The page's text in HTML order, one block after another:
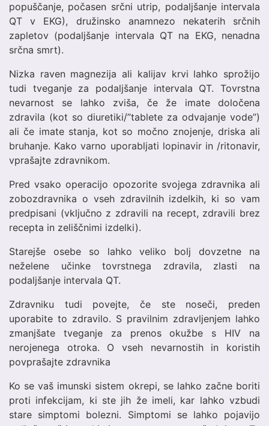
popuščanje, počasen srčni utrip, podaljšanje intervala
QT v EKG), družinsko anamnezo nekaterih srčnih
zapletov (podaljšanje intervala QT na EKG, nenadna
srčna smrt).
Nizka raven magnezija ali kalijav krvi lahko sprožijo
tudi tveganje za podaljšanje intervala QT. Tovrstna
nevarnost se lahko zviša, če že imate določena
zdravila (kot so diuretiki/”tablete za odvajanje vode”)
ali če imate stanja, kot so močno znojenje, driska ali
bruhanje. Kako varno uporabljati lopinavir in /ritonavir,
vprašajte zdravnikom.
Pred vsako operacijo opozorite svojega zdravnika ali
zobozdravnika o vseh zdravilnih izdelkih, ki so vam
predpisani (vključno z zdravili na recept, zdravili brez
recepta in zeliščnimi izdelki).
Starejše osebe so lahko veliko bolj dovzetne na
neželene učinke tovrstnega zdravila, zlasti na
podaljšanje intervala QT.
Zdravniku tudi povejte, če ste noseči, preden
uporabite to zdravilo. S pravilnim zdravljenjem lahko
zmanjšate tveganje za prenos okužbe s HIV na
nerojenega otroka. O vseh nevarnostih in koristih
povprašajte zdravnika
Ko se vaš imunski sistem okrepi, se lahko začne boriti
proti infekcijam, ki ste jih že imeli, kar lahko vzbudi
stare simptomi bolezni. Simptomi se lahko pojavijo